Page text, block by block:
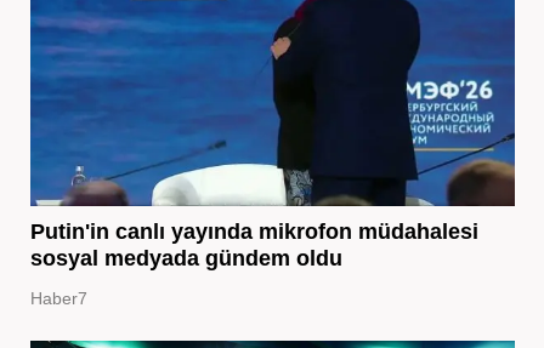
Putin'in canlı yayında mikrofon müdahalesi
sosyal medyada gündem oldu
Haber7